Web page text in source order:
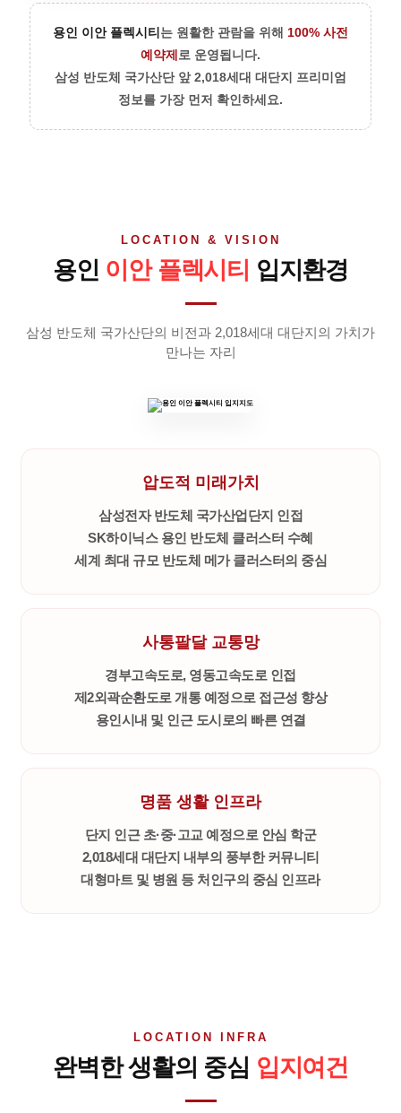
용인 이안 플렉시티 는 원활한 관람을 위해 100% 사전
예약제 로 운영됩니다.
삼성 반도체 국가산단 앞 2,018세대 대단지 프리미엄
정보를 가장 먼저 확인하세요.
LOCATION & VISION
용인 이안 플렉시티 입지환경
삼성 반도체 국가산단의 비전과 2,018세대 대단지의 가치가
만나는 자리
압도적 미래가치
삼성전자 반도체 국가산업단지 인접
SK하이닉스 용인 반도체 클러스터 수혜
세계 최대 규모 반도체 메가 클러스터의 중심
사통팔달 교통망
경부고속도로, 영동고속도로 인접
제2외곽순환도로 개통 예정으로 접근성 향상
용인시내 및 인근 도시로의 빠른 연결
명품 생활 인프라
단지 인근 초·중·고교 예정으로 안심 학군
2,018세대 대단지 내부의 풍부한 커뮤니티
대형마트 및 병원 등 처인구의 중심 인프라
LOCATION INFRA
완벽한 생활의 중심 입지여건